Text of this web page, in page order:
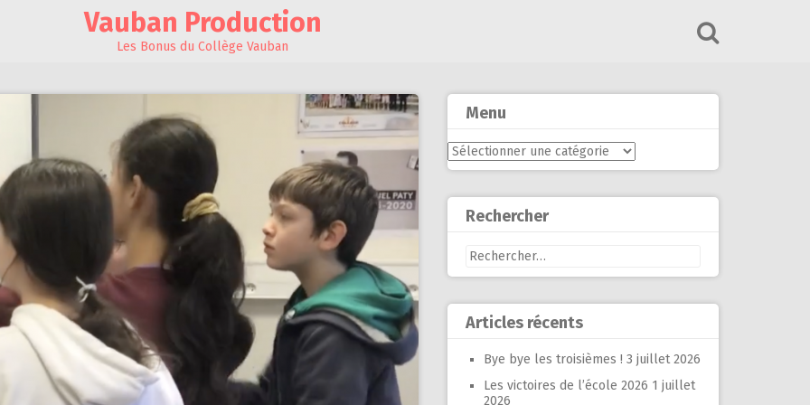
Vauban Production
Les Bonus du Collège Vauban
Menu
Menu
Rechercher
Rechercher :
Articles récents
Bye bye les troisièmes ! 3 juillet 2026
Les victoires de l’école 2026 1 juillet
2026